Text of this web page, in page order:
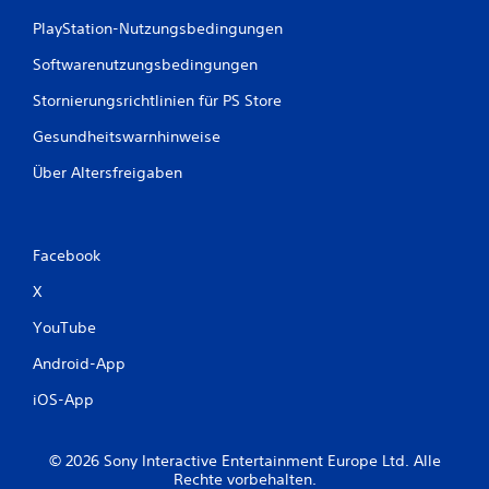
PlayStation-Nutzungsbedingungen
Softwarenutzungsbedingungen
Stornierungsrichtlinien für PS Store
Gesundheitswarnhinweise
Über Altersfreigaben
Facebook
X
YouTube
Android-App
iOS-App
© 2026 Sony Interactive Entertainment Europe Ltd. Alle
Rechte vorbehalten.